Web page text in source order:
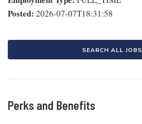
Posted: 2026-07-07T18:31:58
SEARCH ALL JOBS
Perks and Benefits